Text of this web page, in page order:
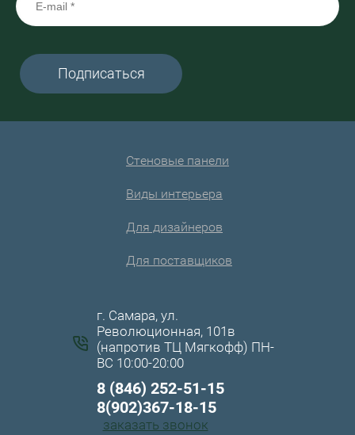
Подписаться
Стеновые панели
Виды интерьера
Для дизайнеров
Для поставщиков
г. Самара, ул.
Революционная, 101в
(напротив ТЦ Мягкофф) ПН-
ВС 10:00-20:00
8 (846) 252-51-15
8(902)367-18-15
заказать звонок